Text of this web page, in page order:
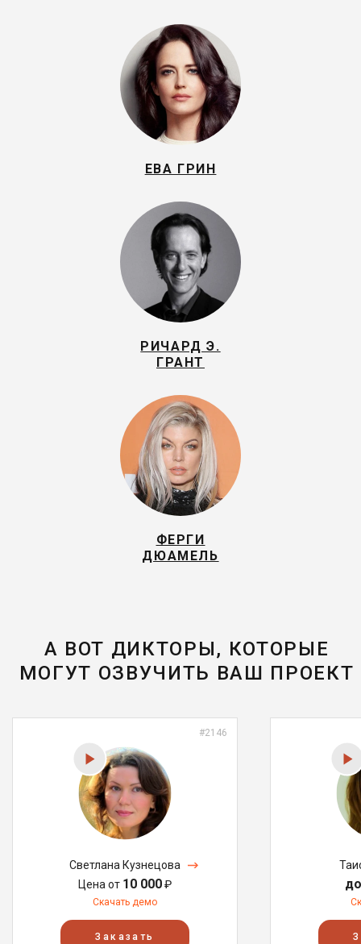
ЕВА ГРИН
РИЧАРД Э.
ГРАНТ
ФЕРГИ
ДЮАМЕЛЬ
А ВОТ ДИКТОРЫ, КОТОРЫЕ
МОГУТ ОЗВУЧИТЬ ВАШ ПРОЕКТ
#2146
Светлана Кузнецова
Цена от 10 000₽
Скачать демо
Заказать